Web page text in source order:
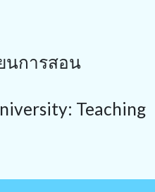
นการสอน
Teaching